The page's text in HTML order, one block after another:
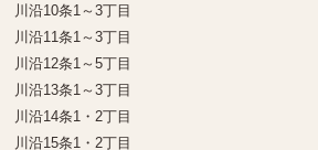
川沿10条1～3丁目
川沿11条1～3丁目
川沿12条1～5丁目
川沿13条1～3丁目
川沿14条1・2丁目
川沿15条1・2丁目